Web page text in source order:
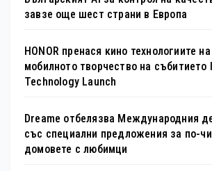
завзе още шест страни в Европа
HONOR пренася кино технологиите на
мобилното творчество на събитието
Technology Launch
Dreame отбелязва Международния
със специални предложения за по-
домовете с любимци